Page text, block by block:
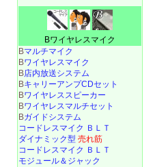
Bワイヤレスマイク
Bマルチマイク
Bワイヤレスマイク
B店内放送システム
BキャリーアンプCDセット
Bワイヤレススピーカー
Bワイヤレスマルチセット
Bガイドシステム
コードレスマイク ＢＬＴ
ダイナミック型 売れ筋
コードレスマイク ＢＬＴ
モジュール＆ジャック